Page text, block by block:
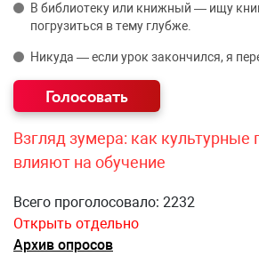
В библиотеку или книжный — ищу
погрузиться в тему глубже.
Никуда — если урок закончился, я
Взгляд зумера: как культурные
влияют на обучение
Всего проголосовало: 2232
Открыть отдельно
Архив опросов